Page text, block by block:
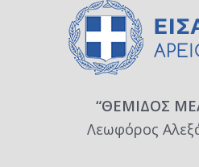
“ΘΕΜΙΔΟΣ
Λεωφόρος